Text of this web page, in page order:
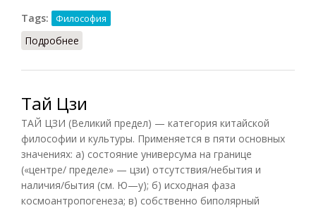
Tags:
Философия
Подробнее
Тай Цзи
ТАЙ ЦЗИ (Великий предел) — категория китайской
философии и культуры. Применяется в пяти основных
значениях: а) состояние универсума на границе
(«центре/ пределе» — цзи) отсутствия/небытия и
наличия/бытия (см. Ю—у); б) исходная фаза
космоантропогенеза; в) собственно биполярный